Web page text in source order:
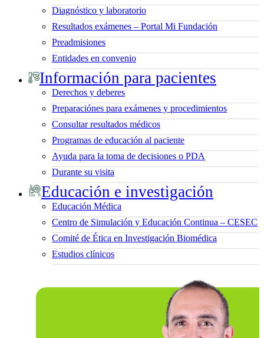
Diagnóstico y laboratorio
Resultados exámenes – Portal Mi Fundación
Preadmisiones
Entidades en convenio
Información para pacientes
Derechos y deberes
Preparaciónes para exámenes y procedimientos
Consultar resultados médicos
Programas de educación al paciente
Ayuda para la toma de decisiones o PDA
Durante su visita
Educación e investigación
Educación Médica
Centro de Simulación y Educación Continua – CESEC
Comité de Ética en Investigación Biomédica
Estudios clínicos